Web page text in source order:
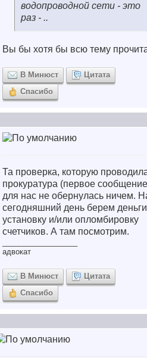
водопроводной сети - это
раз - ..
Вы бы хотя бы всю тему
В Минюст
Цитата
Спасибо
Та проверка, которую
прокуратура (первое
для нас не обернулась ничем.
сегодняшний день берем
установку и/или опломбировку
счетчиков. А там посмотрим.
адвокат
В Минюст
Цитата
Спасибо